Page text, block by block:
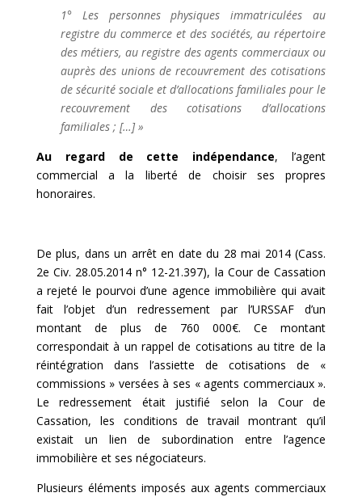
1° Les personnes physiques immatriculées au
registre du commerce et des sociétés, au répertoire
des métiers, au registre des agents commerciaux ou
auprès des unions de recouvrement des cotisations
de sécurité sociale et d’allocations familiales pour le
recouvrement des cotisations d’allocations
familiales ; […] »
Au regard de cette indépendance, l’agent
commercial a la liberté de choisir ses propres
honoraires.
De plus, dans un arrêt en date du 28 mai 2014 (Cass.
2e Civ. 28.05.2014 n° 12-21.397), la Cour de Cassation
a rejeté le pourvoi d’une agence immobilière qui avait
fait l’objet d’un redressement par l’URSSAF d’un
montant de plus de 760 000€. Ce montant
correspondait à un rappel de cotisations au titre de la
réintégration dans l’assiette de cotisations de «
commissions » versées à ses « agents commerciaux ».
Le redressement était justifié selon la Cour de
Cassation, les conditions de travail montrant qu’il
existait un lien de subordination entre l’agence
immobilière et ses négociateurs.
Plusieurs éléments imposés aux agents commerciaux